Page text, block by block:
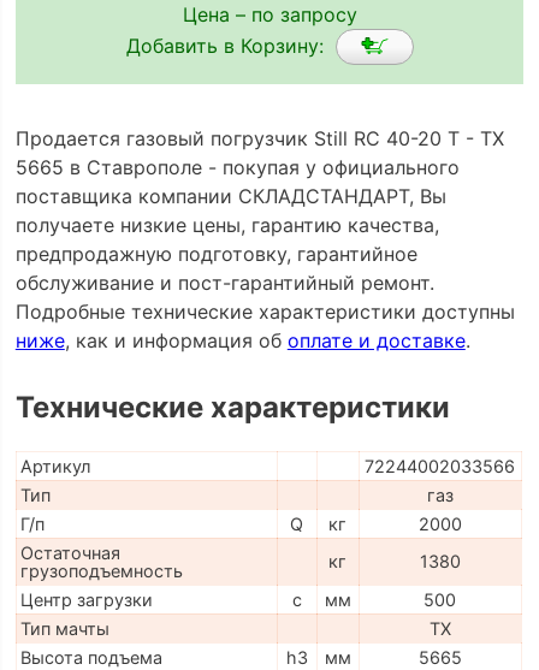
Цена – по запросу
Добавить в Корзину:
Продается газовый погрузчик Still RC 40-20 T - TX
5665 в Ставрополе - покупая у официального
поставщика компании СКЛАДСТАНДАРТ, Вы
получаете низкие цены, гарантию качества,
предпродажную подготовку, гарантийное
обслуживание и пост-гарантийный ремонт.
Подробные технические характеристики доступны
ниже, как и информация об оплате и доставке.
Технические характеристики
Артикул
72244002033566
Тип
газ
Г/п
Q кг
2000
Остаточная
грузоподъемность
кг
1380
Центр загрузки
c мм
500
Тип мачты
TX
Высота подъема
h3 мм
5665